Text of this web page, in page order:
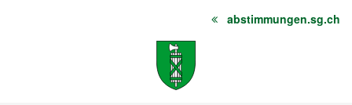
Startseite
Sitemap abstimmungen.sg.ch